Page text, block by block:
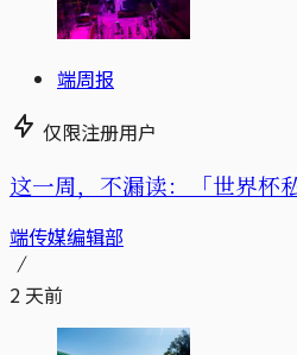
端周报
仅限注册用户
这一周，不漏读：「世界杯
端传媒编辑部
2 天前